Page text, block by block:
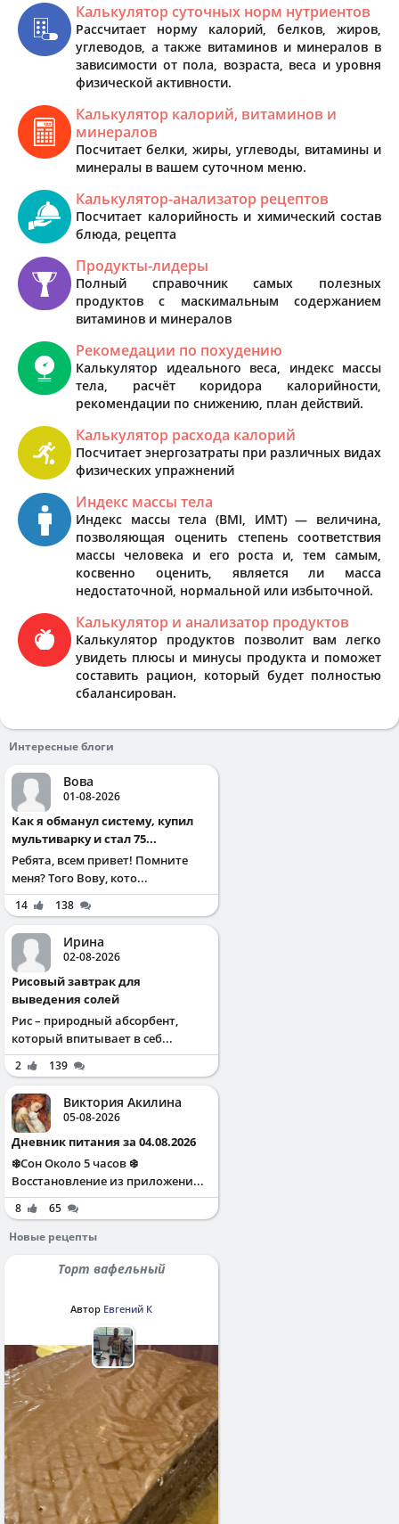
Калькулятор суточных норм нутриентов
Рассчитает норму калорий, белков, жиров,
углеводов, а также витаминов и минералов в
зависимости от пола, возраста, веса и уровня
физической активности.
Калькулятор калорий, витаминов и
минералов
Посчитает белки, жиры, углеводы, витамины и
минералы в вашем суточном меню.
Калькулятор-анализатор рецептов
Посчитает калорийность и химический состав
блюда, рецепта
Продукты-лидеры
Полный справочник самых полезных
продуктов с маскимальным содержанием
витаминов и минералов
Рекомедации по похудению
Калькулятор идеального веса, индекс массы
тела, расчёт коридора калорийности,
рекомендации по снижению, план действий.
Калькулятор расхода калорий
Посчитает энергозатраты при различных видах
физических упражнений
Индекс массы тела
Индекс массы тела (BMI, ИМТ) — величина,
позволяющая оценить степень соответствия
массы человека и его роста и, тем самым,
косвенно оценить, является ли масса
недостаточной, нормальной или избыточной.
Калькулятор и анализатор продуктов
Калькулятор продуктов позволит вам легко
увидеть плюсы и минусы продукта и поможет
составить рацион, который будет полностью
сбалансирован.
Интересные блоги
Вова
01-08-2026
Как я обманул систему, купил
мультиварку и стал 75...
Ребята, всем привет! Помните
меня? Того Вову, кото...
14 138
Ирина
02-08-2026
Рисовый завтрак для
выведения солей
Рис – природный абсорбент,
который впитывает в себ...
2 139
Виктория Акилина
05-08-2026
Дневник питания за 04.08.2026
❄️Сон Около 5 часов ❄️
Восстановление из приложени...
8
65
Новые рецепты
Торт вафельный
Автор Евгений К